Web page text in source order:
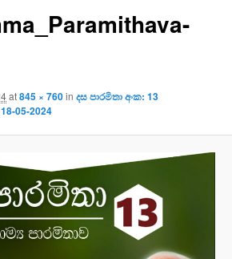
at845 × 760inදස පාරමිතා අංක: 13
05-2024